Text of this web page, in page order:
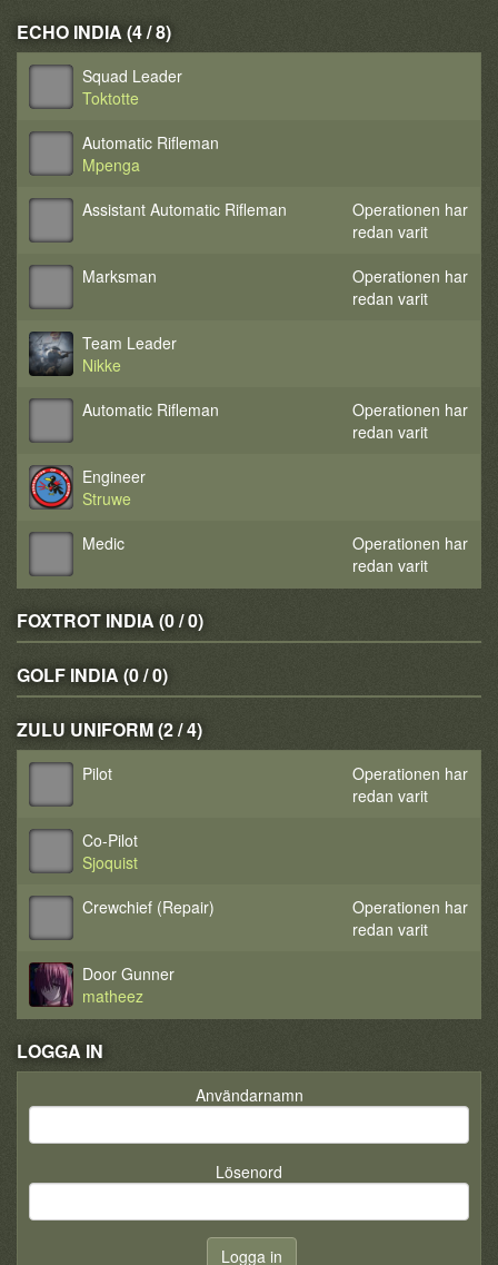
ECHO INDIA (4 / 8)
Squad Leader
Toktotte
Automatic Rifleman
Mpenga
Assistant Automatic Rifleman
Operationen har
redan varit
Marksman
Operationen har
redan varit
Team Leader
Nikke
Automatic Rifleman
Operationen har
redan varit
Engineer
Struwe
Medic
Operationen har
redan varit
FOXTROT INDIA (0 / 0)
GOLF INDIA (0 / 0)
ZULU UNIFORM (2 / 4)
Pilot
Operationen har
redan varit
Co-Pilot
Sjoquist
Crewchief (Repair)
Operationen har
redan varit
Door Gunner
matheez
LOGGA IN
Användarnamn
Lösenord